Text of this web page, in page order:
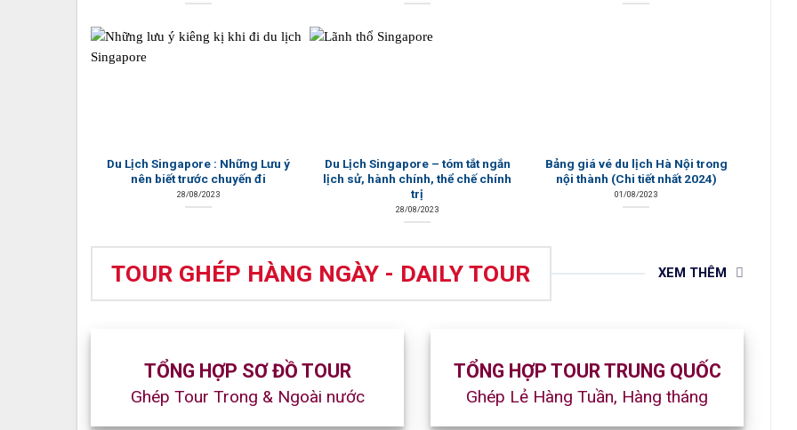
Du Lịch Singapore : Những Lưu ý
nên biết trước chuyến đi
28/08/2023
Du Lịch Singapore – tóm tắt ngắn
lịch sử, hành chính, thể chế chính
trị
28/08/2023
Bảng giá vé du lịch Hà Nội trong
nội thành (Chi tiết nhất 2024)
01/08/2023
TOUR GHÉP HÀNG NGÀY - DAILY TOUR XEM THÊM
TỔNG HỢP SƠ ĐỒ TOUR
Ghép Tour Trong & Ngoài nước
TỔNG HỢP TOUR TRUNG QUỐC
Ghép Lẻ Hàng Tuần, Hàng tháng